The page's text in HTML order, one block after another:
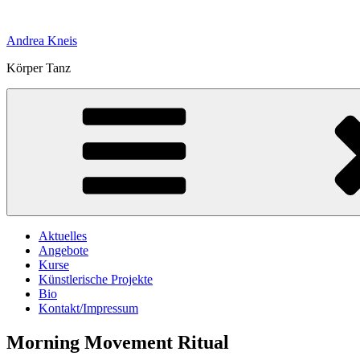
springen
Andrea Kneis
Körper Tanz
Aktuelles
Angebote
Kurse
Künstlerische Projekte
Bio
Kontakt/Impressum
Morning Movement Ritual